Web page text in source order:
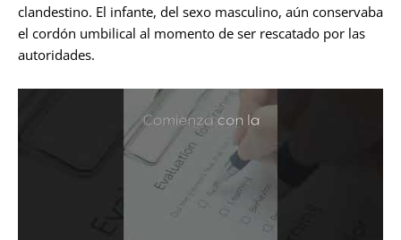
clandestino. El infante, del sexo masculino, aún conservaba
el cordón umbilical al momento de ser rescatado por las
autoridades.